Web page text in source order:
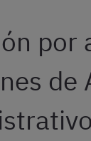
por
de